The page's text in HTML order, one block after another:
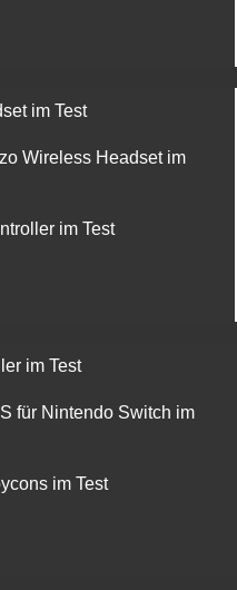
im Test
Wireless Headset im
im Test
im Test
für Nintendo Switch im
im Test